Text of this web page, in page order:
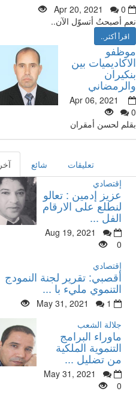
Apr 20, 2021
0
نعم أصبحتُ أتسوّل الآن..
اقرأ أكثر..
موظفو
الاكاديميات بين
بنكيران
والرمضاني
Apr 06, 2021
0
بقلم لحسن أمقران
آخر شائع
تعليقات
إقتصادي
عزيز إدمين : تعالو
لنطلع على الارقام
الفل ...
Aug 19, 2021
0
إقتصادي
أقصبي: تقرير لجنة النمودج
التنموي مليء با ...
May 31, 2021
1
جلالة الشعب
ماوراء البرامج
التنموية الملكية
من تضليل ...
May 31, 2021
0